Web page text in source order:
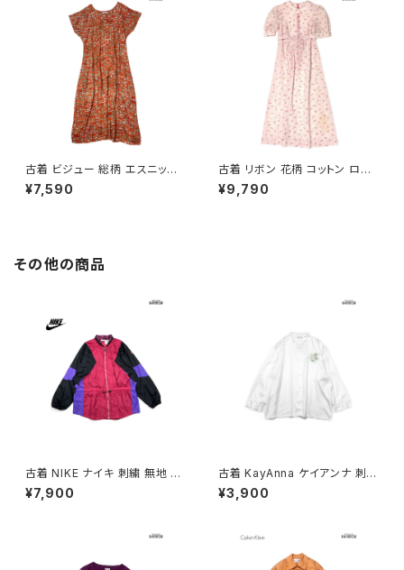
古着 ビジュー 総柄 エスニック
柄 ロング丈 半袖 ワンピース オ
レンジ (otu2605039)
¥7,590
古着 リボン 花柄 コットン ロン
グ丈 半袖 ワンピース ピンク (o
tu2604073)
¥9,790
その他の商品
古着 NIKE ナイキ 刺繍 無地 ナ
イロン 長袖 アウター アウトドア
ジャケット ピンク (ttu250816
¥7,900
古着 KayAnna ケイアンナ 刺繍
サテン 長袖 ブラウス 白 (ttu25
01021)
¥3,900